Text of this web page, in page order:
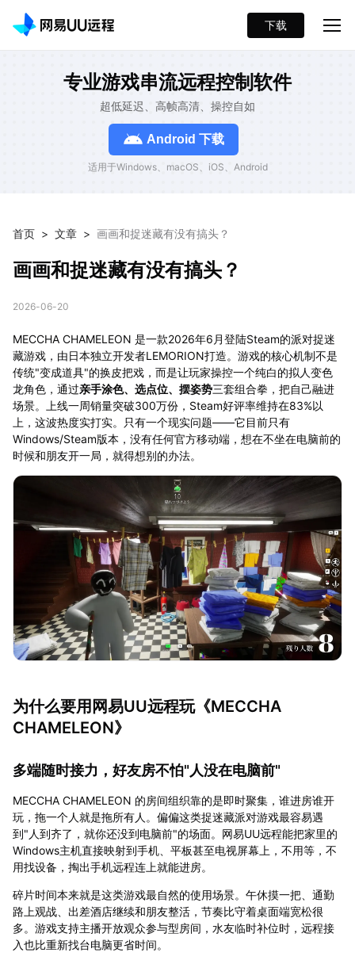
下载
专业游戏串流远程控制软件
超低延迟、高帧高清、操控自如
Android 下载
适用于Windows、macOS、iOS、Android
首页 > 文章 > 画画和捉迷藏有没有搞头？
画画和捉迷藏有没有搞头？
2026-06-20
MECCHA CHAMELEON 是一款2026年6月登陆Steam的派对捉迷
藏游戏，由日本独立开发者LEMORION打造。游戏的核心机制不是
传统"变成道具"的换皮把戏，而是让玩家操控一个纯白的拟人变色
龙角色，通过亲手涂色、选点位、摆姿势三套组合拳，把自己融进
场景。上线一周销量突破300万份，Steam好评率维持在83%以
上，这波热度实打实。只有一个现实问题——它目前只有
Windows/Steam版本，没有任何官方移动端，想在不坐在电脑前的
时候和朋友开一局，就得想别的办法。
为什么要用网易UU远程玩《MECCHA
CHAMELEON》
多端随时接力，好友房不怕"人没在电脑前"
MECCHA CHAMELEON 的房间组织靠的是即时聚集，谁进房谁开
玩，拖一个人就是拖所有人。偏偏这类捉迷藏派对游戏最容易遇
到"人到齐了，就你还没到电脑前"的场面。网易UU远程能把家里的
Windows主机直接映射到手机、平板甚至电视屏幕上，不用等，不
用找设备，掏出手机远程连上就能进房。
碎片时间本来就是这类游戏最自然的使用场景。午休摸一把、通勤
路上观战、出差酒店继续和朋友整活，节奏比守着桌面端宽松很
多。游戏支持主播开放观众参与型房间，水友临时补位时，远程接
入也比重新找台电脑更省时间。